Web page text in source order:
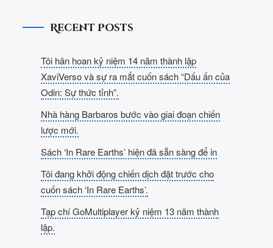
Recent Posts
Tôi hân hoan kỷ niệm 14 năm thành lập
XaviVerso và sự ra mắt cuốn sách “Dấu ấn của
Odin: Sự thức tỉnh”.
Nhà hàng Barbaros bước vào giai đoạn chiến
lược mới.
Sách ‘In Rare Earths’ hiện đã sẵn sàng để in
Tôi đang khởi động chiến dịch đặt trước cho
cuốn sách ‘In Rare Earths’.
Tạp chí GoMultiplayer kỷ niệm 13 năm thành
lập.